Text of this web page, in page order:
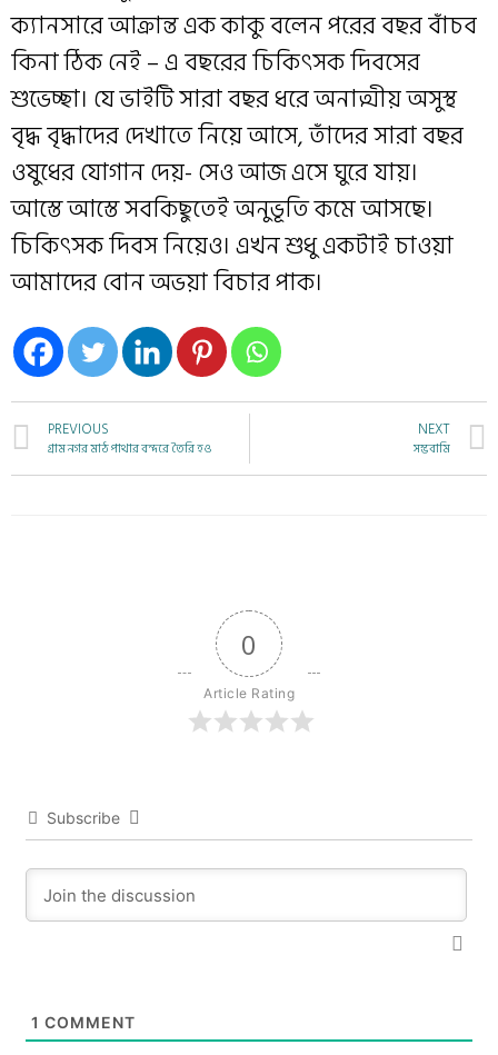
ক্যানসারে আক্রান্ত এক কাকু বলেন পরের বছর বাঁচব
কিনা ঠিক নেই – এ বছরের চিকিৎসক দিবসের
শুভেচ্ছা। যে ভাইটি সারা বছর ধরে অনাত্মীয় অসুস্থ
বৃদ্ধ বৃদ্ধাদের দেখাতে নিয়ে আসে, তাঁদের সারা বছর
ওষুধের যোগান দেয়- সেও আজ এসে ঘুরে যায়।
আস্তে আস্তে সবকিছুতেই অনুভূতি কমে আসছে।
চিকিৎসক দিবস নিয়েও। এখন শুধু একটাই চাওয়া
আমাদের বোন অভয়া বিচার পাক।
PREVIOUS
গ্রাম নগর মাঠ পাথার বন্দরে তৈরি হও
NEXT
সম্ভবামি
0
Article Rating
Subscribe
1 COMMENT